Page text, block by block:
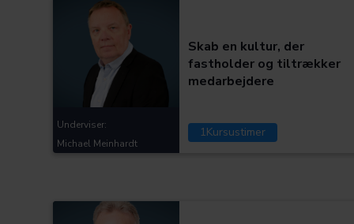
Skab en kultur, der
fastholder og tiltrækker
medarbejdere
1Kursustimer
Underviser:
Michael Meinhardt